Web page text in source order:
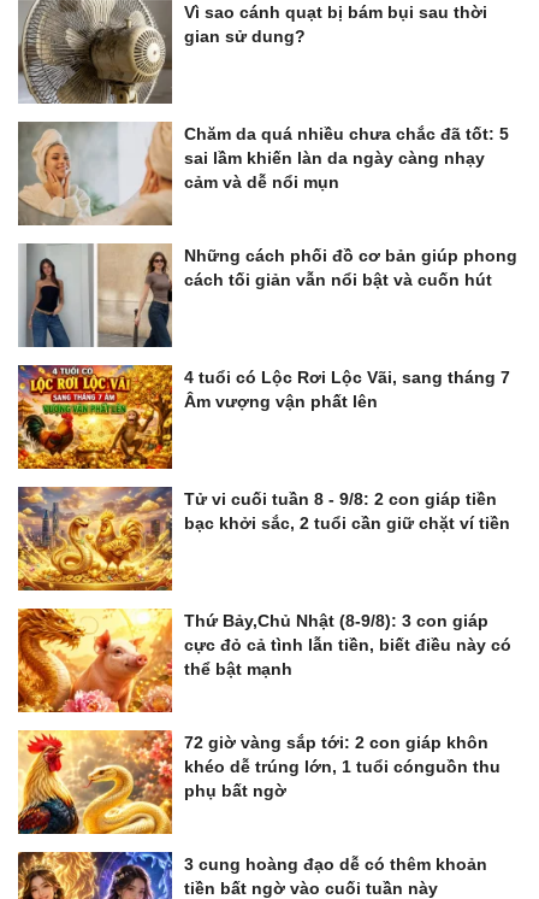
Vì sao cánh quạt bị bám bụi sau thời
gian sử dung?
Chăm da quá nhiều chưa chắc đã tốt: 5
sai lầm khiến làn da ngày càng nhạy
cảm và dễ nổi mụn
Những cách phối đồ cơ bản giúp phong
cách tối giản vẫn nổi bật và cuốn hút
4 tuổi có Lộc Rơi Lộc Vãi, sang tháng 7
Âm vượng vận phất lên
Tử vi cuối tuần 8 - 9/8: 2 con giáp tiền
bạc khởi sắc, 2 tuổi cần giữ chặt ví tiền
Thứ Bảy,Chủ Nhật (8-9/8): 3 con giáp
cực đỏ cả tình lẫn tiền, biết điều này có
thể bật mạnh
72 giờ vàng sắp tới: 2 con giáp khôn
khéo dễ trúng lớn, 1 tuổi cónguồn thu
phụ bất ngờ
3 cung hoàng đạo dễ có thêm khoản
tiền bất ngờ vào cuối tuần này